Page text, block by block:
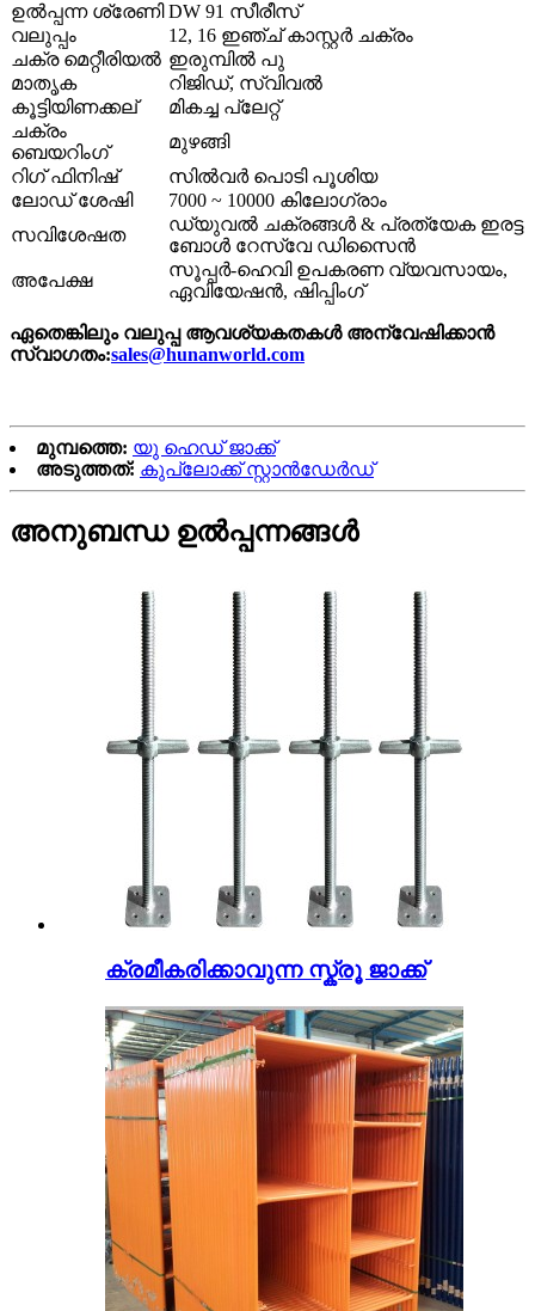
ഉൽപ്പന്ന ശ്രേണി DW 91 സീരീസ്
വലുപ്പം
12, 16 ഇഞ്ച് കാസ്റ്റർ ചക്രം
ചക്ര മെറ്റീരിയൽ ഇരുമ്പിൽ പു
മാതൃക
റിജിഡ്, സ്വിവൽ
കൂട്ടിയിണക്കല്
മികച്ച പ്ലേറ്റ്
ചക്രം
ബെയറിംഗ്
മുഴങ്ങി
റിഗ് ഫിനിഷ്
സിൽവർ പൊടി പൂശിയ
ലോഡ് ശേഷി
7000 ~ 10000 കിലോഗ്രാം
സവിശേഷത
ഡ്യുവൽ ചക്രങ്ങൾ & പ്രത്യേക ഇരട്ട
ബോൾ റേസ്വേ ഡിസൈൻ
അപേക്ഷ
സൂപ്പർ-ഹെവി ഉപകരണ വ്യവസായം,
ഏവിയേഷൻ, ഷിപ്പിംഗ്
ഏതെങ്കിലും വലുപ്പ ആവശ്യകതകൾ അന്വേഷിക്കാൻ
സ്വാഗതം:sales@hunanworld.com
മുമ്പത്തെ: യു ഹെഡ് ജാക്ക്
അടുത്തത്: കുപ്ലോക്ക് സ്റ്റാൻഡേർഡ്
അനുബന്ധ ഉൽപ്പന്നങ്ങൾ
ക്രമീകരിക്കാവുന്ന സ്ക്രൂ ജാക്ക്